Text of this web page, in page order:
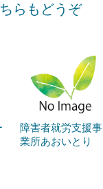
らもどうぞ
障害者就労支援事
業所あおいとり